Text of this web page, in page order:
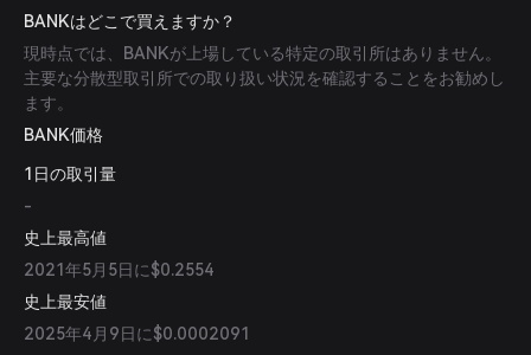
BANKはどこで買えますか？
現時点では、BANKが上場している特定の取引所はありません。
主要な分散型取引所での取り扱い状況を確認することをお勧めし
ます。
BANK価格
1日の取引量
-
史上最高値
2021年5月5日に$0.2554
史上最安値
2025年4月9日に$0.0002091